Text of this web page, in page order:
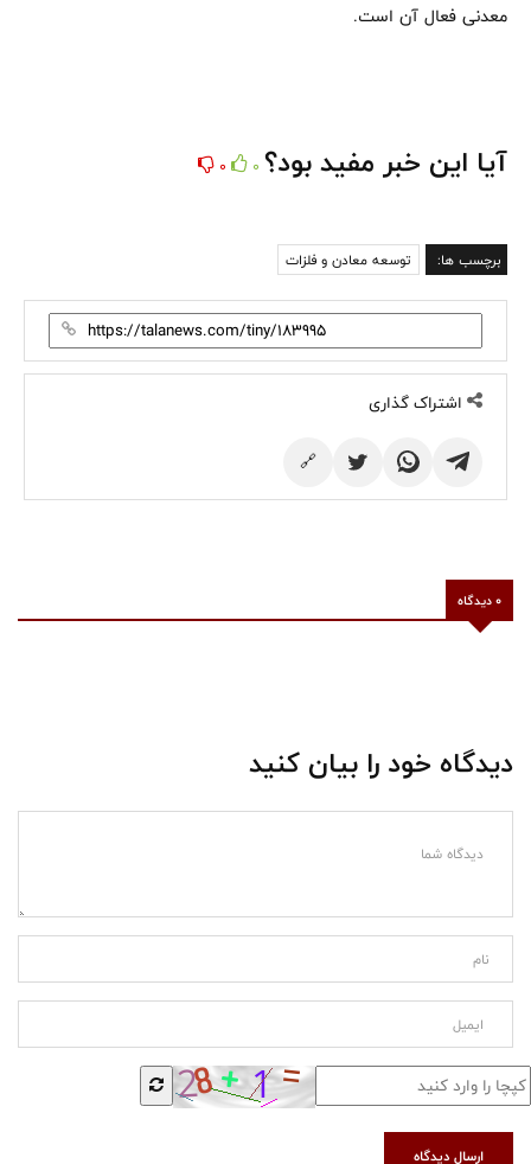
معدنی فعال آن است.
آیا این خبر مفید بود؟ 0
0
برچسب ها: توسعه معادن و فلزات
اشتراک گذاری
🔗
0 دیدگاه
دیدگاه خود را بیان کنید
ارسال دیدگاه